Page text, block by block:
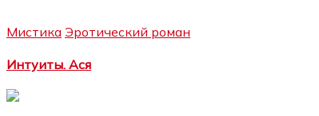
Мистика Эротический роман
Интуиты. Ася